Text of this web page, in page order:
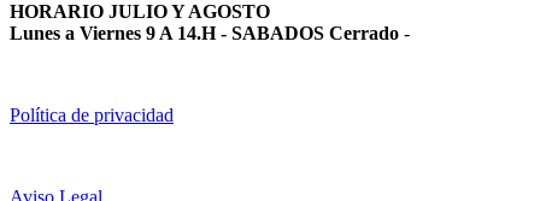
HORARIO JULIO Y AGOSTO
Lunes a Viernes 9 A 14.H - SABADOS Cerrado -
Política de privacidad